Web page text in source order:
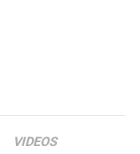
VIDEOS